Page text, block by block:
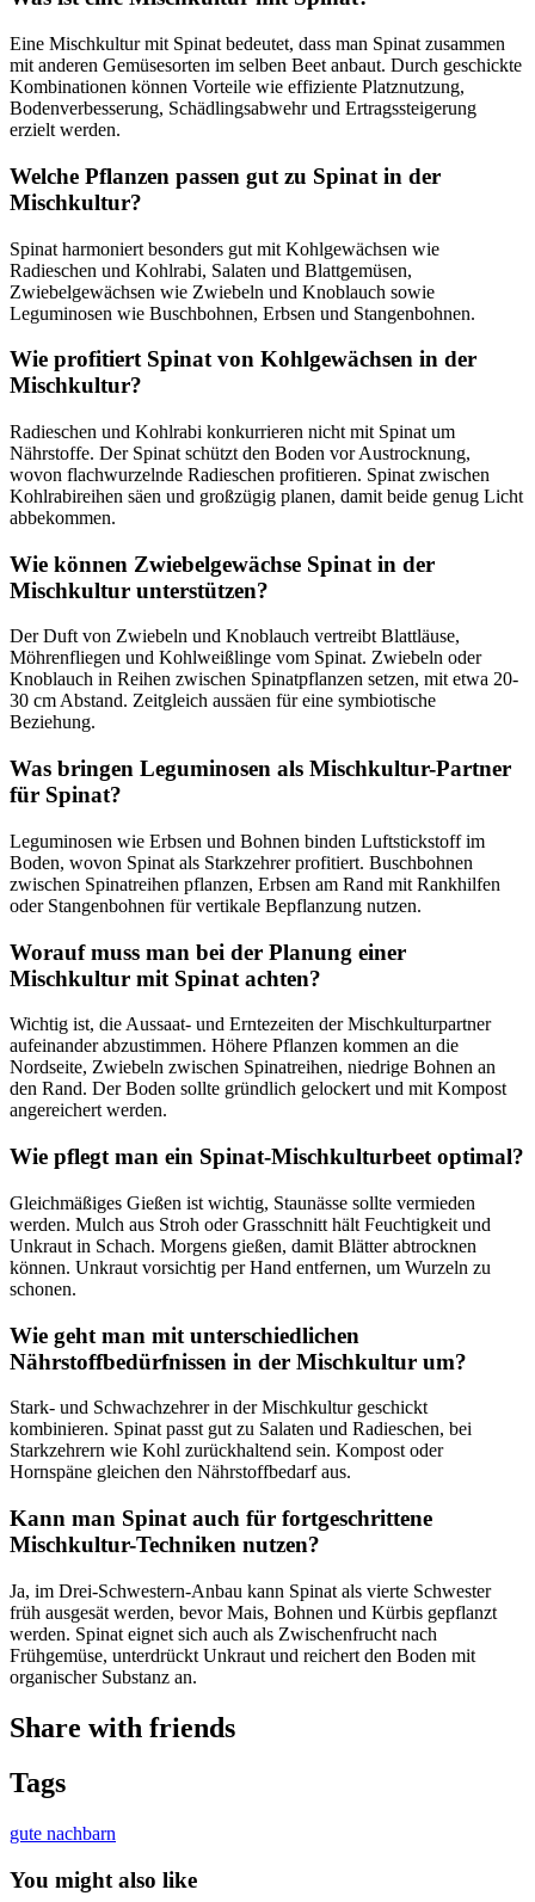
Eine Mischkultur mit Spinat bedeutet, dass man Spinat zusammen
mit anderen Gemüsesorten im selben Beet anbaut. Durch geschickte
Kombinationen können Vorteile wie effiziente Platznutzung,
Bodenverbesserung, Schädlingsabwehr und Ertragssteigerung
erzielt werden.
Welche Pflanzen passen gut zu Spinat in der
Mischkultur?
Spinat harmoniert besonders gut mit Kohlgewächsen wie
Radieschen und Kohlrabi, Salaten und Blattgemüsen,
Zwiebelgewächsen wie Zwiebeln und Knoblauch sowie
Leguminosen wie Buschbohnen, Erbsen und Stangenbohnen.
Wie profitiert Spinat von Kohlgewächsen in der
Mischkultur?
Radieschen und Kohlrabi konkurrieren nicht mit Spinat um
Nährstoffe. Der Spinat schützt den Boden vor Austrocknung,
wovon flachwurzelnde Radieschen profitieren. Spinat zwischen
Kohlrabireihen säen und großzügig planen, damit beide genug Licht
abbekommen.
Wie können Zwiebelgewächse Spinat in der
Mischkultur unterstützen?
Der Duft von Zwiebeln und Knoblauch vertreibt Blattläuse,
Möhrenfliegen und Kohlweißlinge vom Spinat. Zwiebeln oder
Knoblauch in Reihen zwischen Spinatpflanzen setzen, mit etwa 20-
30 cm Abstand. Zeitgleich aussäen für eine symbiotische
Beziehung.
Was bringen Leguminosen als Mischkultur-Partner
für Spinat?
Leguminosen wie Erbsen und Bohnen binden Luftstickstoff im
Boden, wovon Spinat als Starkzehrer profitiert. Buschbohnen
zwischen Spinatreihen pflanzen, Erbsen am Rand mit Rankhilfen
oder Stangenbohnen für vertikale Bepflanzung nutzen.
Worauf muss man bei der Planung einer
Mischkultur mit Spinat achten?
Wichtig ist, die Aussaat- und Erntezeiten der Mischkulturpartner
aufeinander abzustimmen. Höhere Pflanzen kommen an die
Nordseite, Zwiebeln zwischen Spinatreihen, niedrige Bohnen an
den Rand. Der Boden sollte gründlich gelockert und mit Kompost
angereichert werden.
Wie pflegt man ein Spinat-Mischkulturbeet optimal?
Gleichmäßiges Gießen ist wichtig, Staunässe sollte vermieden
werden. Mulch aus Stroh oder Grasschnitt hält Feuchtigkeit und
Unkraut in Schach. Morgens gießen, damit Blätter abtrocknen
können. Unkraut vorsichtig per Hand entfernen, um Wurzeln zu
schonen.
Wie geht man mit unterschiedlichen
Nährstoffbedürfnissen in der Mischkultur um?
Stark- und Schwachzehrer in der Mischkultur geschickt
kombinieren. Spinat passt gut zu Salaten und Radieschen, bei
Starkzehrern wie Kohl zurückhaltend sein. Kompost oder
Hornspäne gleichen den Nährstoffbedarf aus.
Kann man Spinat auch für fortgeschrittene
Mischkultur-Techniken nutzen?
Ja, im Drei-Schwestern-Anbau kann Spinat als vierte Schwester
früh ausgesät werden, bevor Mais, Bohnen und Kürbis gepflanzt
werden. Spinat eignet sich auch als Zwischenfrucht nach
Frühgemüse, unterdrückt Unkraut und reichert den Boden mit
organischer Substanz an.
Share with friends
Tags
gute nachbarn
You might also like